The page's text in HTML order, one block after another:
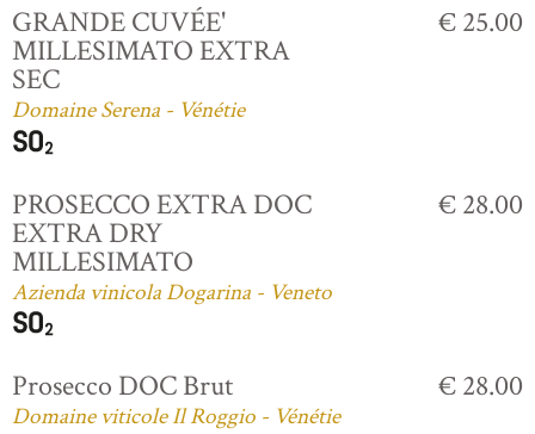
GRANDE CUVÉE'
MILLESIMATO EXTRA
SEC
Domaine Serena - Vénétie
€ 25.00
PROSECCO EXTRA DOC
EXTRA DRY
MILLESIMATO
Azienda vinicola Dogarina - Veneto
€ 28.00
Prosecco DOC Brut
Domaine viticole Il Roggio - Vénétie
€ 28.00